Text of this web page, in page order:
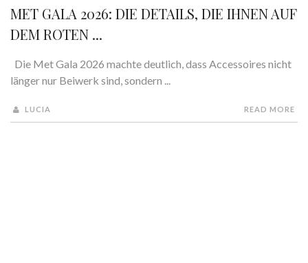
MET GALA 2026: DIE DETAILS, DIE IHNEN AUF
DEM ROTEN ...
Die Met Gala 2026 machte deutlich, dass Accessoires nicht
länger nur Beiwerk sind, sondern ...
LUCIA READ MORE